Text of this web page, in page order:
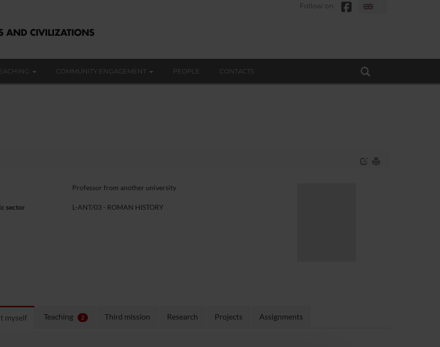
Follow on
COMMUNITY ENGAGEMENT PEOPLE CONTACTS
Professor from another university
sector L-ANT/03 - ROMAN HISTORY
myself Teaching 2 Third mission Research Projects Assignments